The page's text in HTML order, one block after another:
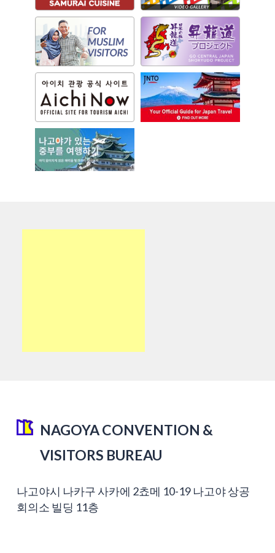
NAGOYA CONVENTION &
VISITORS BUREAU
나고야시 나카구 사카에 2쵸메 10-19 나고야 상공
회의소 빌딩 11층